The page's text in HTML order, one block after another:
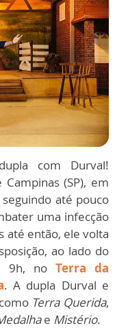
com Durval!
(SP), em
até pouco
uma infecção
até então, ele volta
ao lado do
9h, no Terra da
. A dupla Durval e
Terra Querida,
e Mistério.